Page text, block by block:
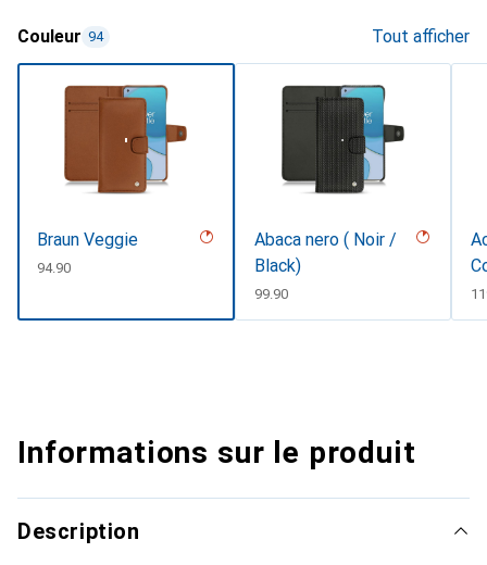
Couleur 94 Tout afficher
Braun Veggie
CHF
94.90
Abaca nero ( Noir /
Black)
CHF
99.90
Informations sur le produit
Description